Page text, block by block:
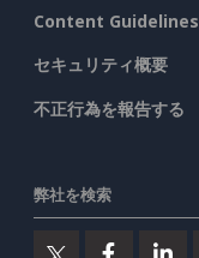
Content Guidelines
セキュリティ概要
不正行為を報告する
弊社を検索